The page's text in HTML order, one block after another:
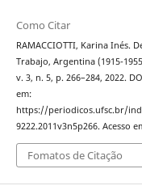
Como Citar
RAMACCIOTTI, Karina Inés.
Trabajo, Argentina (1915-
v. 3, n. 5, p. 266–284, 2022.
em:
https://periodicos.ufsc.br/
9222.2011v3n5p266. Acesso
Fomatos de Citação